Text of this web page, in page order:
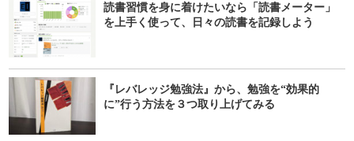
読書習慣を身に着けたいなら「読書メーター」
を上手く使って、日々の読書を記録しよう
『レバレッジ勉強法』から、勉強を“効果的
に”行う方法を３つ取り上げてみる